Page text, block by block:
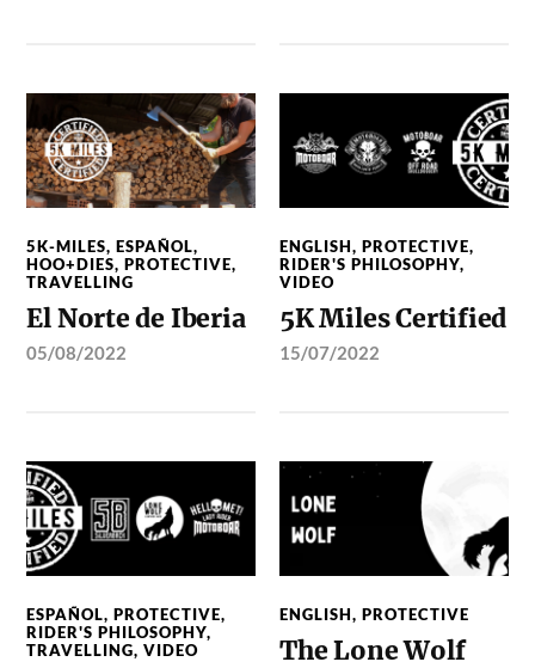
5K-MILES,ESPAÑOL,
HOO+DIES,PROTECTIVE,
TRAVELLING
El Norte de Iberia
05/08/2022
ENGLISH,PROTECTIVE,
RIDER'S PHILOSOPHY,
VIDEO
5K Miles Certified
15/07/2022
ESPAÑOL,PROTECTIVE,
RIDER'S PHILOSOPHY,
TRAVELLING,VIDEO
ENGLISH,PROTECTIVE
The Lone Wolf